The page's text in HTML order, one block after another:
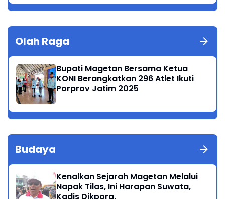
Olah Raga
Bupati Magetan Bersama Ketua
KONI Berangkatkan 296 Atlet Ikuti
Porprov Jatim 2025
Budaya
Kenalkan Sejarah Magetan Melalui
Napak Tilas, Ini Harapan Suwata,